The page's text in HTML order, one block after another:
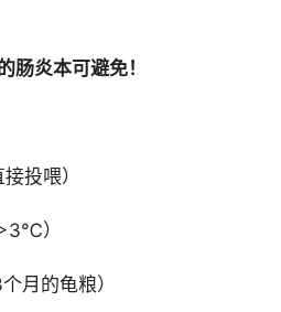
肠炎本可避免！
投喂）
3℃）
月的龟粮）